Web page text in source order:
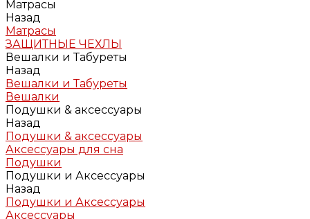
Матрасы
Назад
Матрасы
ЗАЩИТНЫЕ ЧЕХЛЫ
Вешалки и Табуреты
Назад
Вешалки и Табуреты
Вешалки
Подушки & аксессуары
Назад
Подушки & аксессуары
Аксессуары для сна
Подушки
Подушки и Аксессуары
Назад
Подушки и Аксессуары
Аксессуары